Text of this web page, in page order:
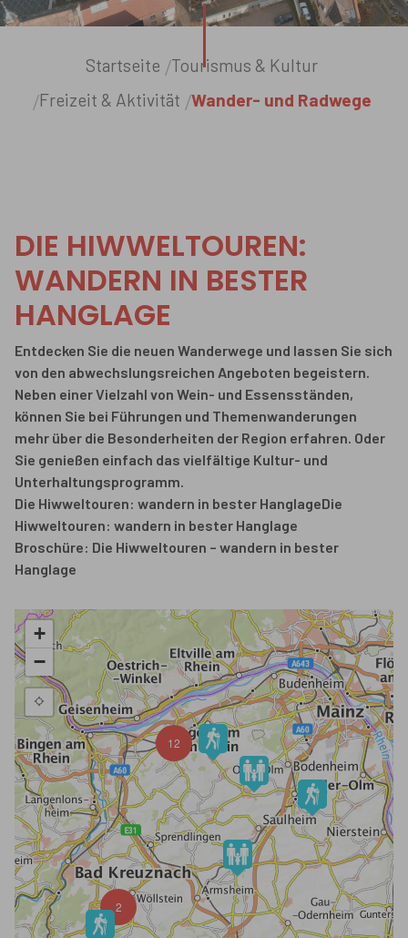
Startseite
Tourismus & Kultur
Freizeit & Aktivität Wander- und Radwege
DIE HIWWELTOUREN:
WANDERN IN BESTER
HANGLAGE
Entdecken Sie die neuen Wanderwege und lassen Sie sich
von den abwechslungsreichen Angeboten begeistern.
Neben einer Vielzahl von Wein- und Essensständen,
können Sie bei Führungen und Themenwanderungen
mehr über die Besonderheiten der Region erfahren. Oder
Sie genießen einfach das vielfältige Kultur- und
Unterhaltungsprogramm.
Die Hiwweltouren: wandern in bester HanglageDie
Hiwweltouren: wandern in bester Hanglage
Broschüre: Die Hiwweltouren – wandern in bester
Hanglage